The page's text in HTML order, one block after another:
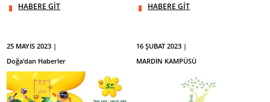
HABERE GİT HABERE GİT
25 MAYIS 2023 |
Doğa'dan Haberler
16 ŞUBAT 2023 |
MARDİN KAMPÜSÜ